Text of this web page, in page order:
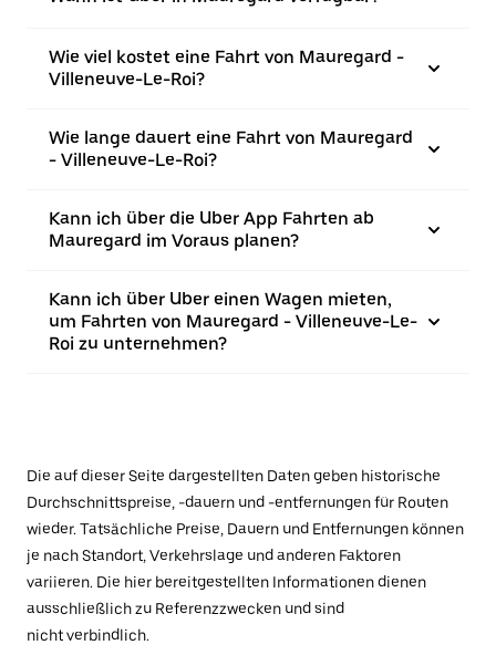
Wie viel kostet eine Fahrt von Mauregard -
Villeneuve-Le-Roi?
Wie lange dauert eine Fahrt von Mauregard
- Villeneuve-Le-Roi?
Kann ich über die Uber App Fahrten ab
Mauregard im Voraus planen?
Kann ich über Uber einen Wagen mieten,
um Fahrten von Mauregard - Villeneuve-Le-
Roi zu unternehmen?
Die auf dieser Seite dargestellten Daten geben historische
Durchschnittspreise, -dauern und -entfernungen für Routen
wieder. Tatsächliche Preise, Dauern und Entfernungen können
je nach Standort, Verkehrslage und anderen Faktoren
variieren. Die hier bereitgestellten Informationen dienen
ausschließlich zu Referenzzwecken und sind
nicht verbindlich.